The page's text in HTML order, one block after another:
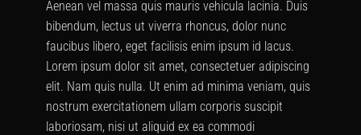
Aenean vel massa quis mauris vehicula lacinia. Duis
bibendum, lectus ut viverra rhoncus, dolor nunc
faucibus libero, eget facilisis enim ipsum id lacus.
Lorem ipsum dolor sit amet, consectetuer adipiscing
elit. Nam quis nulla. Ut enim ad minima veniam, quis
nostrum exercitationem ullam corporis suscipit
laboriosam, nisi ut aliquid ex ea commodi